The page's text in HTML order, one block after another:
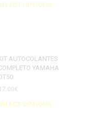
OPTIONS
AUTOCOLANTES
YAMAHA
€
OPTIONS